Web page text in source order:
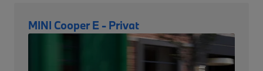
MINI Cooper E - Privat